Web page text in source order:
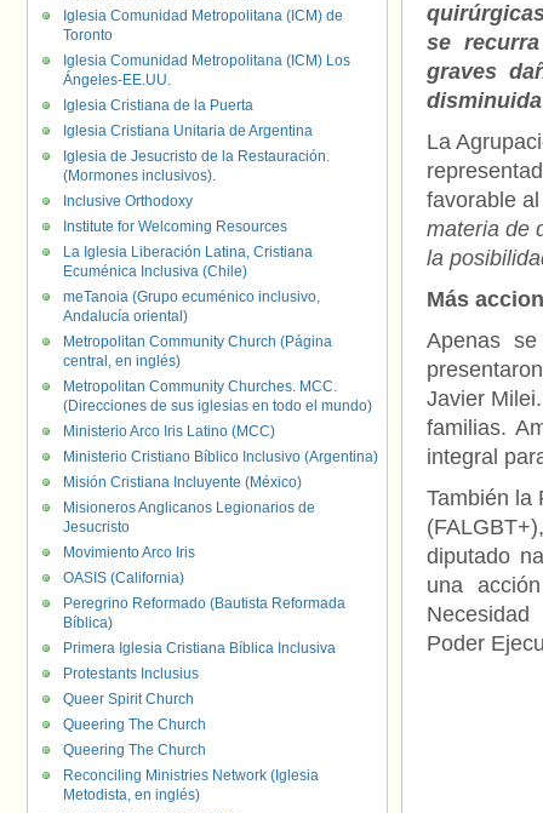
se
graves
La
favorable
materia de
la
Más
Apenas
Javier
familias.
integral
También la
diputado
una
Poder
Iglesia Comunidad Metropolitana (ICM) de
Toronto
Iglesia Comunidad Metropolitana (ICM) Los
Ángeles-EE.UU.
Iglesia Cristiana de la Puerta
Iglesia Cristiana Unitaria de Argentina
Iglesia de Jesucristo de la Restauración.
(Mormones inclusivos).
Inclusive Orthodoxy
Institute for Welcoming Resources
La Iglesia Liberación Latina, Cristiana
Ecuménica Inclusiva (Chile)
meTanoia (Grupo ecuménico inclusivo,
Andalucía oriental)
Metropolitan Community Church (Página
central, en inglés)
Metropolitan Community Churches. MCC.
(Direcciones de sus iglesias en todo el mundo)
Ministerio Arco Iris Latino (MCC)
Ministerio Cristiano Bíblico Inclusivo (Argentina)
Misión Cristiana Incluyente (México)
Misioneros Anglicanos Legionarios de
Jesucristo
Movimiento Arco Iris
OASIS (California)
Peregrino Reformado (Bautista Reformada
Bíblica)
Primera Iglesia Cristiana Bíblica Inclusiva
Protestants Inclusius
Queer Spirit Church
Queering The Church
Queering The Church
Reconciling Ministries Network (Iglesia
Metodista, en inglés)